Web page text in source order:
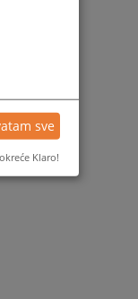
sve
Klaro!